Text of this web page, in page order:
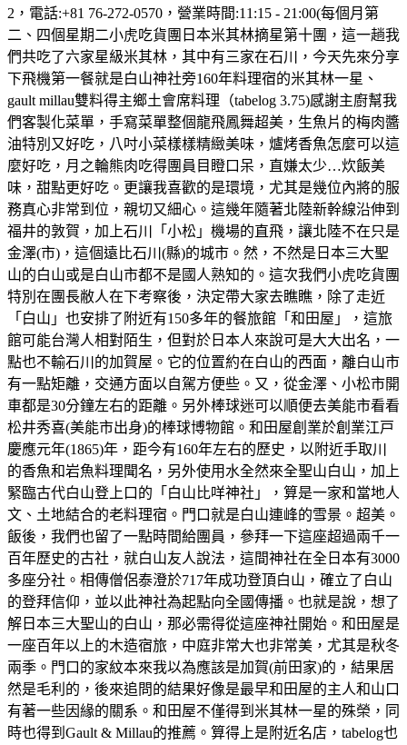
2，電話:+81 76-272-0570，營業時間:11:15 - 21:00(每個月第
二、四個星期二小虎吃貨團日本米其林摘星第十團，這一趟我
們共吃了六家星級米其林，其中有三家在石川，今天先來分享
下飛機第一餐就是白山神社旁160年料理宿的米其林一星、
gault millau雙料得主鄉土會席料理（tabelog 3.75)感謝主廚幫我
們客製化菜單，手寫菜單整個龍飛鳳舞超美，生魚片的梅肉醬
油特別又好吃，八吋小菜樣樣精緻美味，爐烤香魚怎麼可以這
麼好吃，月之輪熊肉吃得團員目瞪口呆，直嫌太少…炊飯美
味，甜點更好吃。更讓我喜歡的是環境，尤其是幾位內將的服
務真心非常到位，親切又細心。這幾年隨著北陸新幹線沿伸到
福井的敦賀，加上石川「小松」機場的直飛，讓北陸不在只是
金澤(市)，這個遠比石川(縣)的城市。然，不然是日本三大聖
山的白山或是白山市都不是國人熟知的。這次我們小虎吃貨團
特別在團長敝人在下考察後，決定帶大家去瞧瞧，除了走近
「白山」也安排了附近有150多年的餐旅館「和田屋」，這旅
館可能台灣人相對陌生，但對於日本人來說可是大大出名，一
點也不輸石川的加賀屋。它的位置約在白山的西面，離白山市
有一點矩離，交通方面以自駕方便些。又，從金澤、小松市開
車都是30分鐘左右的距離。另外棒球迷可以順便去美能市看看
松井秀喜(美能市出身)的棒球博物館。和田屋創業於創業江戸
慶應元年(1865)年，距今有160年左右的歷史，以附近手取川
的香魚和岩魚料理聞名，另外使用水全然來全聖山白山，加上
緊臨古代白山登上口的「白山比咩神社」，算是一家和當地人
文、土地結合的老料理宿。門口就是白山連峰的雪景。超美。
飯後，我們也留了一點時間給團員，參拜一下這座超過兩千一
百年歷史的古社，就白山友人說法，這間神社在全日本有3000
多座分社。相傳僧侶泰澄於717年成功登頂白山，確立了白山
的登拜信仰，並以此神社為起點向全國傳播。也就是說，想了
解日本三大聖山的白山，那必需得從這座神社開始。和田屋是
一座百年以上的木造宿旅，中庭非常大也非常美，尤其是秋冬
兩季。門口的家紋本來我以為應該是加賀(前田家)的，結果居
然是毛利的，後來追問的結果好像是最早和田屋的主人和山口
有著一些因緣的關系。和田屋不僅得到米其林一星的殊榮，同
時也得到Gault & Millau的推薦。算得上是附近名店，tabelog也